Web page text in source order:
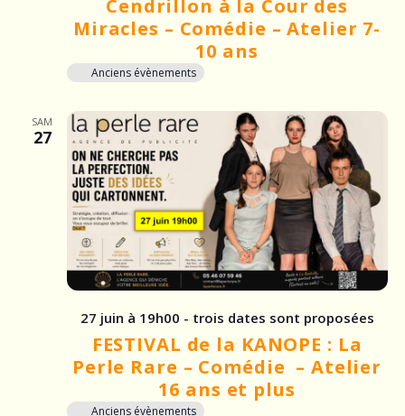
Cendrillon à la Cour des
Miracles – Comédie – Atelier 7-
10 ans
Anciens évènements
SAM
27
FESTIVAL de la KANOPE : La
Perle Rare – Comédie – Atelier
16 ans et plus
27 juin à 19h00 - trois dates sont proposées
Anciens évènements